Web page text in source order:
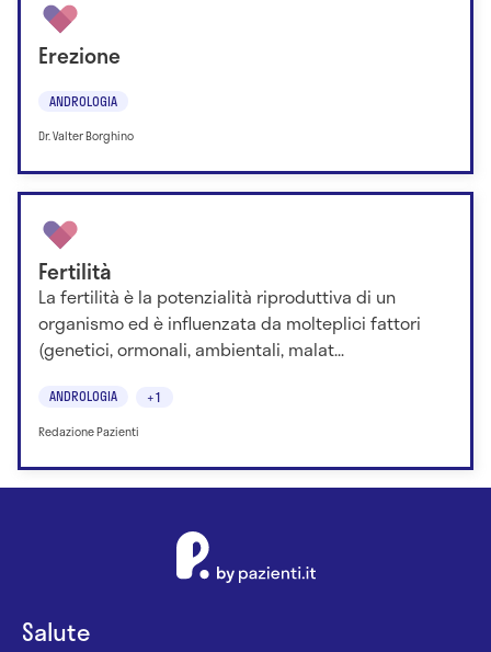
Erezione
ANDROLOGIA
Dr. Valter Borghino
Fertilità
La fertilità è la potenzialità riproduttiva di un
organismo ed è influenzata da molteplici fattori
(genetici, ormonali, ambientali, malat...
ANDROLOGIA +1
Redazione Pazienti
Salute